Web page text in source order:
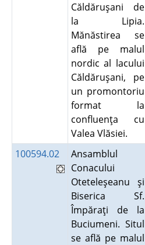
Căldăruşani de
la Lipia.
Mănăstirea se
află pe malul
nordic al lacului
Căldăruşani, pe
un promontoriu
format la
confluenţa cu
Valea Vlăsiei.
100594.02
Ansamblul
Conacului
Oteteleşeanu şi
Biserica Sf.
Împăraţi de la
Buciumeni. Situl
se află pe malul